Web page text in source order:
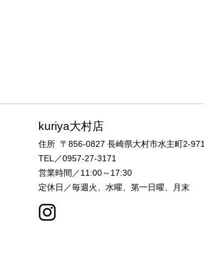
kuriya大村店
住所 〒856-0827 長崎県大村市水主町2-971
TEL／0957-27-3171
営業時間／11:00～17:30
定休日／毎週火、水曜、第一日曜、月末